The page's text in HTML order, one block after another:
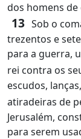
dos homens de
13 Sob o
trezentos e
para a guerra,
rei contra os
escudos,
atiradeiras de
Jerusalém,
para serem